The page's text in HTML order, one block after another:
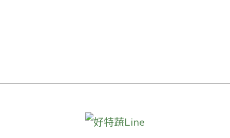
好特蔬Line